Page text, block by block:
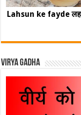
Lahsun ke fayde
Virya Gadha